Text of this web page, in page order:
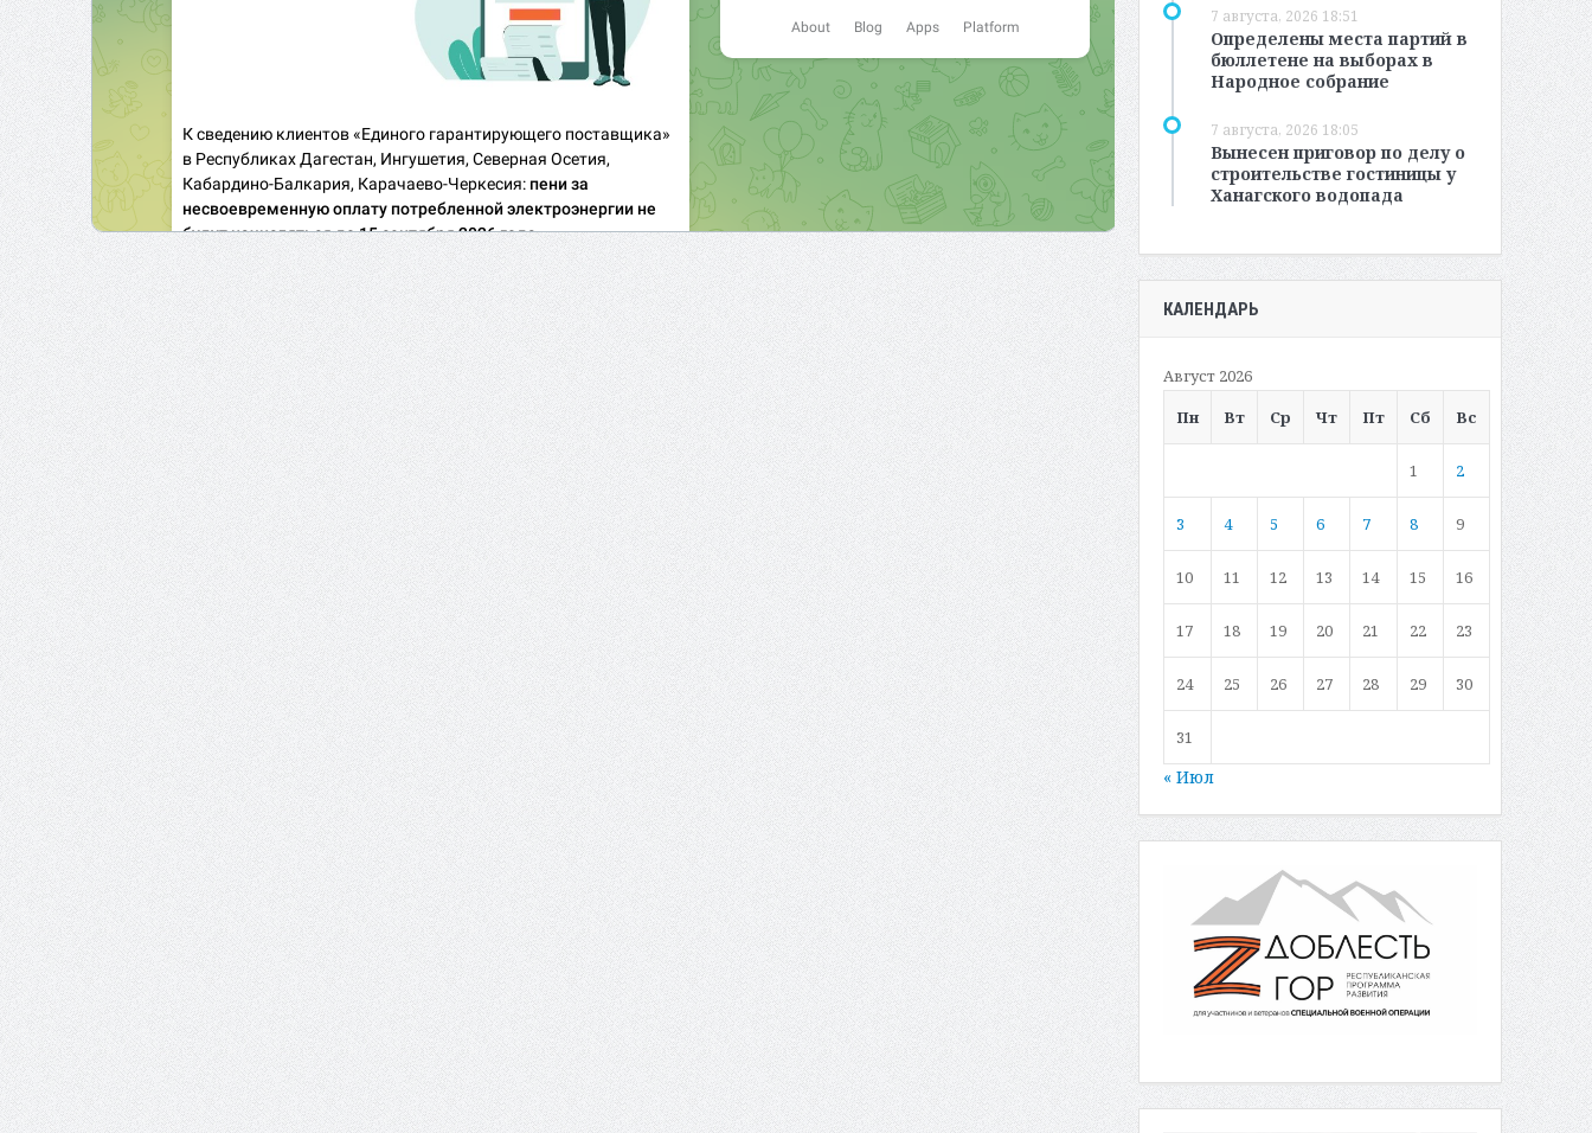
7 августа, 2026 18:51
Определены места партий в
бюллетене на выборах в
Народное собрание
7 августа, 2026 18:05
Вынесен приговор по делу о
строительстве гостиницы у
Ханагского водопада
КАЛЕНДАРЬ
Август 2026
Пн
Вт Ср Чт Пт Сб Вс
1 2
3 4 5 6 7 8 9
10 11 12 13 14 15 16
17 18 19 20 21 22 23
24 25 26 27 28 29 30
31
« Июл